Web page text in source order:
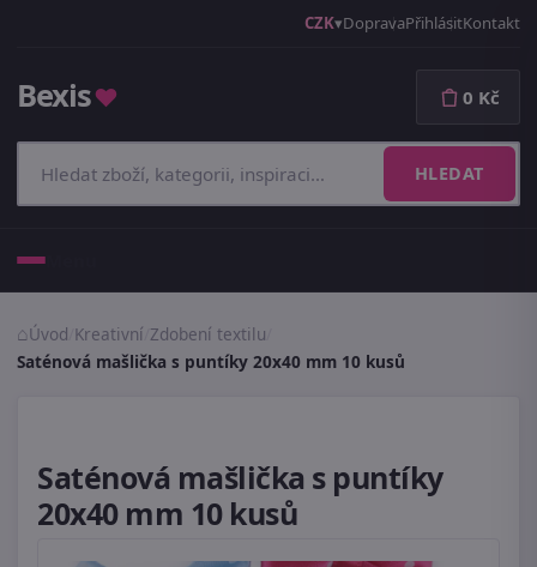
CZK DopravaPřihlásitKontakt
Bexis♥
HLEDAT
0 Kč
Úvod Kreativní Zdobení textilu
Saténová mašlička s puntíky 20x40 mm 10 kusů
Saténová mašlička s puntíky
20x40 mm 10 kusů